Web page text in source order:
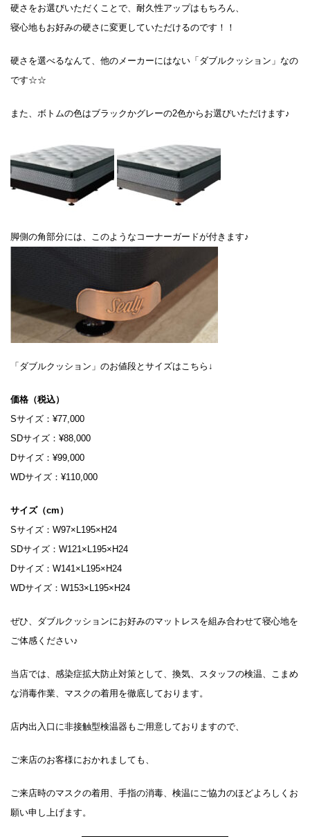
硬さをお選びいただくことで、耐久性アップはもちろん、
寝心地もお好みの硬さに変更していただけるのです！！
硬さを選べるなんて、他のメーカーにはない「ダブルクッション」なの
です☆☆
また、ボトムの色はブラックかグレーの2色からお選びいただけます♪
脚側の角部分には、このようなコーナーガードが付きます♪
「ダブルクッション」のお値段とサイズはこちら↓
価格（税込）
Sサイズ：¥77,000
SDサイズ：¥88,000
Dサイズ：¥99,000
WDサイズ：¥110,000
サイズ（cm）
Sサイズ：W97×L195×H24
SDサイズ：W121×L195×H24
Dサイズ：W141×L195×H24
WDサイズ：W153×L195×H24
ぜひ、ダブルクッションにお好みのマットレスを組み合わせて寝心地を
ご体感ください♪
当店では、感染症拡大防止対策として、換気、スタッフの検温、こまめ
な消毒作業、マスクの着用を徹底しております。
店内出入口に非接触型検温器もご用意しておりますので、
ご来店のお客様におかれましても、
ご来店時のマスクの着用、手指の消毒、検温にご協力のほどよろしくお
願い申し上げます。